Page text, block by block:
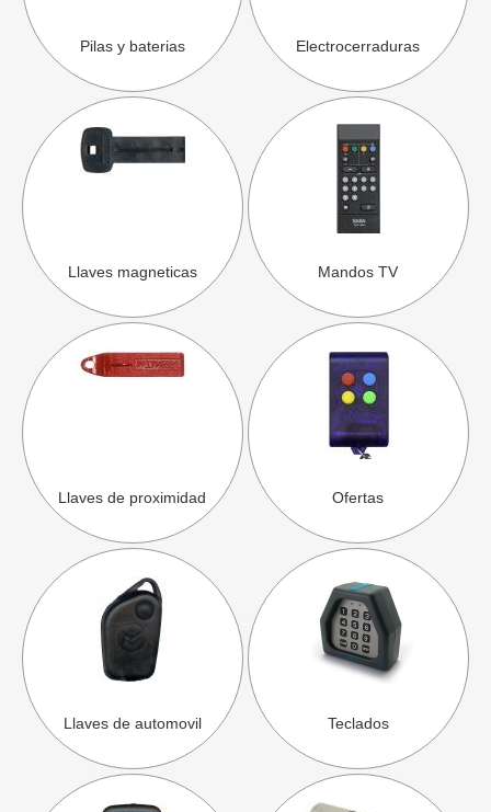
Pilas y baterias Electrocerraduras
Llaves magneticas Mandos TV
Llaves de proximidad Ofertas
Llaves de automovil Teclados